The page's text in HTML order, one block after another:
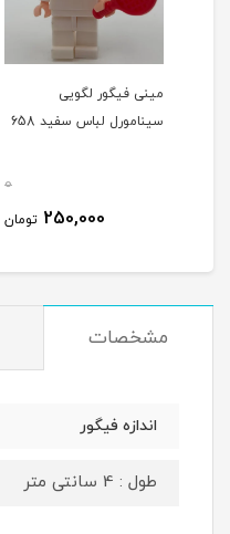
مینی فیگور لگویی
سینامورل لباس سفید 658
0
250,000 تومان
مشخصات
اندازه فیگور
طول : 4 سانتی متر